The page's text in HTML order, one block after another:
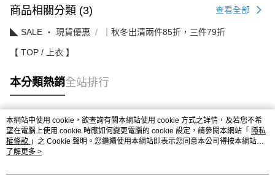
商品相關分類 (3) 查看全部
◣ SALE ‧ 現貨優惠 ｜秋冬出清兩件85折，三件79折
【 TOP / 上衣 】
本分類熱銷全站排行
熱門標籤
本網站中使用 cookie，欲查詢有關本網站使用 cookie 方式之詳情，及若您不希
望在電腦上使用 cookie 時應如何變更電腦的 cookie 設定，請參閱本網站「 隱私
權條款 」之 Cookie 聲明。您繼續使用本網站即表示您同意本公司得按本網站使
用條款之 Cookie 聲明使用 cookie。
了解更多 >